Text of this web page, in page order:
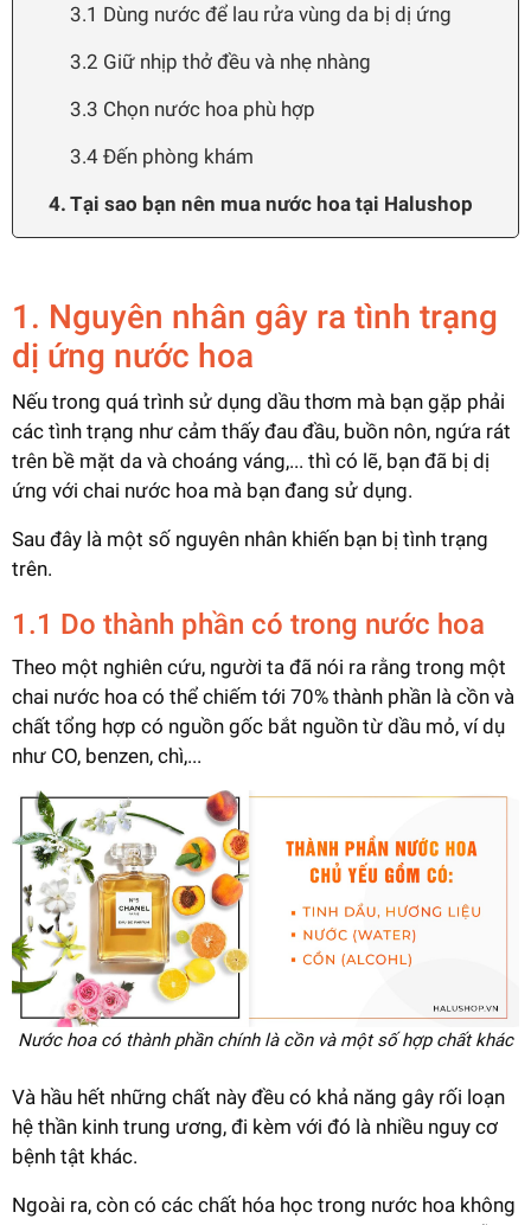
3.1 Dùng nước để lau rửa vùng da bị dị ứng
3.2 Giữ nhịp thở đều và nhẹ nhàng
3.3 Chọn nước hoa phù hợp
3.4 Đến phòng khám
4. Tại sao bạn nên mua nước hoa tại Halushop
1. Nguyên nhân gây ra tình trạng
dị ứng nước hoa
Nếu trong quá trình sử dụng dầu thơm mà bạn gặp phải
các tình trạng như cảm thấy đau đầu, buồn nôn, ngứa rát
trên bề mặt da và choáng váng,... thì có lẽ, bạn đã bị dị
ứng với chai nước hoa mà bạn đang sử dụng.
Sau đây là một số nguyên nhân khiến bạn bị tình trạng
trên.
1.1 Do thành phần có trong nước hoa
Theo một nghiên cứu, người ta đã nói ra rằng trong một
chai nước hoa có thể chiếm tới 70% thành phần là cồn và
chất tổng hợp có nguồn gốc bắt nguồn từ dầu mỏ, ví dụ
như CO, benzen, chì,...
Nước hoa có thành phần chính là cồn và một số hợp chất khác
Và hầu hết những chất này đều có khả năng gây rối loạn
hệ thần kinh trung ương, đi kèm với đó là nhiều nguy cơ
bệnh tật khác.
Ngoài ra, còn có các chất hóa học trong nước hoa không